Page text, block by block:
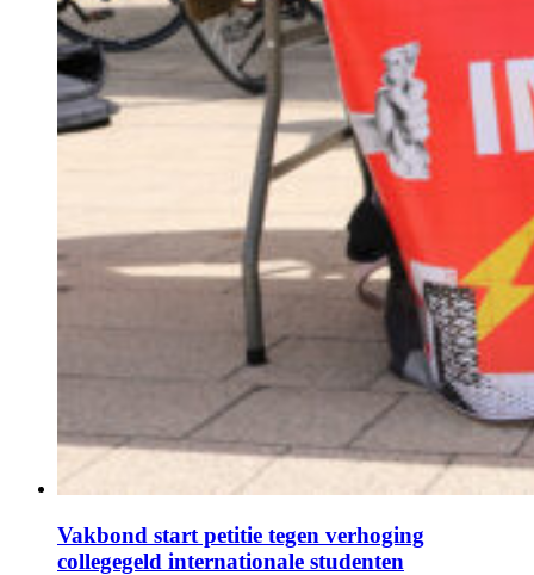
Vakbond start petitie tegen verhoging
collegegeld internationale studenten